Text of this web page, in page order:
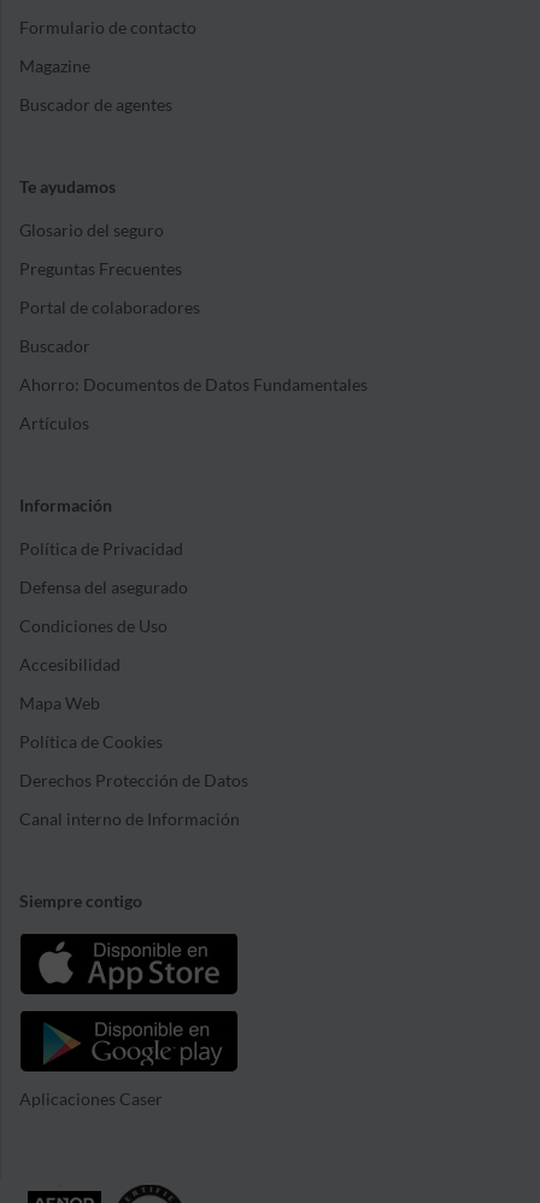
Formulario de contacto
Magazine
Buscador de agentes
Te ayudamos
Glosario del seguro
Preguntas Frecuentes
Portal de colaboradores
Buscador
Ahorro: Documentos de Datos Fundamentales
Artículos
Información
Política de Privacidad
Defensa del asegurado
Condiciones de Uso
Accesibilidad
Mapa Web
Política de Cookies
Derechos Protección de Datos
Canal interno de Información
Siempre contigo
Aplicaciones Caser